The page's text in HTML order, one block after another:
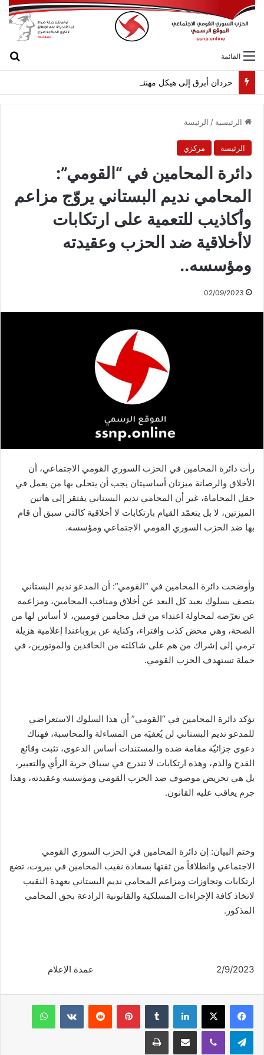
القائمة
حردان أبرق إلى هيكل مهنئاً بمناسبة عيد الجيش
الرئيسية / الرئيسة
الرئيسة مركزي
دائرة المحامين في “القومي”:
المحامي نديم البستاني يروّج مزاعم
وأكاذيب للتعمية على ارتكابات
لاأخلاقية ضد الحزب وعقيدته
ومؤسسه..
02/09/2023
رأت دائرة المحامين في الحزب السوري القومي الاجتماعي، أن
الأخلاق والرصانة ميزتان أساسيتان يجب أن يتحلى بها من يعمل في
حقل المحاماة، غير أن المحامي نديم البستاني يفتقر إلى هاتين
الميزتين، لا بل يتعمّد القيام بارتكابات لا أخلاقية كالتي سبق أن قام
بها ضد الحزب السوري القومي الاجتماعي ومؤسسه.
وأوضحت دائرة المحامين في “القومي”: أن المدعو نديم البستاني
يتصف بسلوك بعيد كل البعد عن أخلاق ومناقب المحامين، ومزاعمه
عن تعرّضه لمحاولة اعتداء من قبل محامين قوميين، لا أساس لها من
الصحة، وهي محض كذب وافتراء، وكناية عن بروباغندا إعلامية هزيلة
ترمي إلى إشراك من هم على شاكلته من الحاقدين والموتورين، في
حملة تستهدف الحزب القومي.
تؤكد دائرة المحامين في “القومي” أن هذا السلوك الاستعراضي
للمدعو نديم البستاني لن يُعفيَه من المساءلة والمحاسبة، فهناك
دعوى جزائيّة مقامة ضده والمستندات أساس الدعوى، تثبت وقائع
القدح والذم، وهذه ارتكابات لا تندرج في سياق حرية الرأي والتعبير،
بل هي تحريض موصوف ضد الحزب القومي ومؤسسه وعقيدته، وهذا
جرم يعاقب عليه القانون.
وختم البيان: إن دائرة المحامين في الحزب السوري القومي
الاجتماعي وانطلاقاً من ثقتها بسعادة نقيب المحامين في بيروت، تضع
ارتكابات وتجاوزات ومزاعم المحامي نديم البستاني بعهدة النقيب
لاتخاذ كافة الإجراءات المسلكية والقانونية الرادعة بحق المحامي
المذكور.
2/9/2023 عمدة الإعلام
فيسبوك لينكدإن بينتيريست